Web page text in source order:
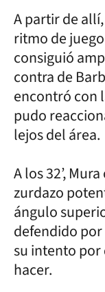
A partir de
ritmo de
consiguió
contra de
encontró con
pudo
lejos del área.
A los 32’,
zurdazo
ángulo
defendido por
su intento por
hacer.